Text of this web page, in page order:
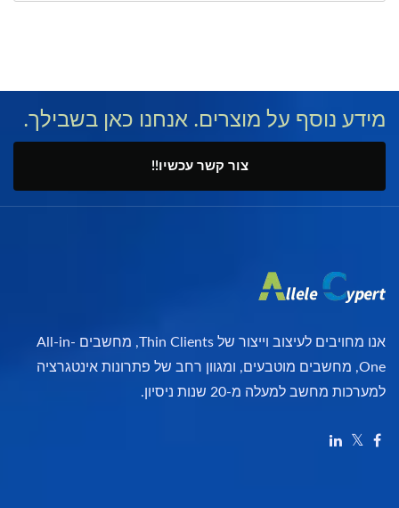
מידע נוסף על מוצרים. אנחנו כאן בשבילך.
צור קשר עכשיו!!
אנו מחויבים לעיצוב וייצור של Thin Clients, מחשבים All-in-
One, מחשבים מוטבעים, ומגוון רחב של פתרונות אינטגרציה
למערכות מחשב למעלה מ-20 שנות ניסיון.